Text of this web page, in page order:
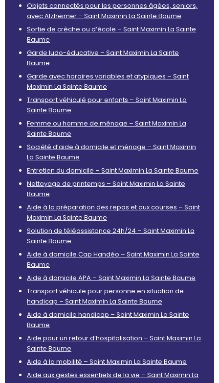
Objets connectés pour les personnes âgées, seniors,
avec Alzheimer – Saint Maximin La Sainte Baume
Sortie de crèche ou d’école – Saint Maximin La Sainte
Baume
Garde ludo-éducative – Saint Maximin La Sainte
Baume
Garde avec horaires variables et atypiques – Saint
Maximin La Sainte Baume
Transport véhiculé pour enfants – Saint Maximin La
Sainte Baume
Femme ou homme de ménage – Saint Maximin La
Sainte Baume
Société d’aide à domicile et ménage – Saint Maximin
La Sainte Baume
Entretien du domicile – Saint Maximin La Sainte Baume
Nettoyage de printemps – Saint Maximin La Sainte
Baume
Aide à la préparation des repas et aux courses – Saint
Maximin La Sainte Baume
Solution de téléassistance 24h/24 – Saint Maximin La
Sainte Baume
Aide à domicile Cap Handéo – Saint Maximin La Sainte
Baume
Aide à domicile APA – Saint Maximin La Sainte Baume
Transport véhicule pour personne en situation de
handicap – Saint Maximin La Sainte Baume
Aide à domicile handicap – Saint Maximin La Sainte
Baume
Aide pour un retour d’hospitalisation – Saint Maximin La
Sainte Baume
Aide à la mobilité – Saint Maximin La Sainte Baume
Aide aux gestes essentiels de la vie – Saint Maximin La